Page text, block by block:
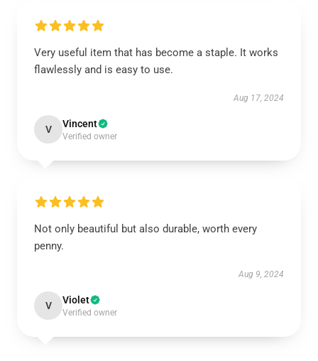
Very useful item that has become a staple. It works
flawlessly and is easy to use.
Aug 17, 2024
V Vincent
Verified owner
Not only beautiful but also durable, worth every
penny.
Aug 9, 2024
V Violet
Verified owner